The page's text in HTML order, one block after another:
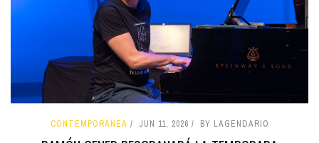
CONTEMPORÁNEA JUN 11, 2026 BY LAGENDARIO